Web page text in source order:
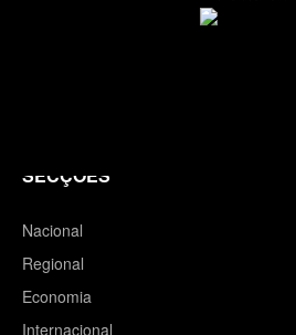
SECÇÕES
Nacional
Regional
Economia
Internacional